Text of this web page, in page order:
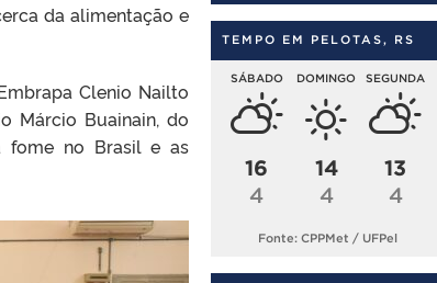
da alimentação e
Clenio Nailto
Márcio Buainain, do
fome no Brasil e as
TEMPO EM PELOTAS, RS
SÁBADO
16
4
DOMINGO
14
4
SEGUNDA
13
4
Fonte: CPPMet / UFPel